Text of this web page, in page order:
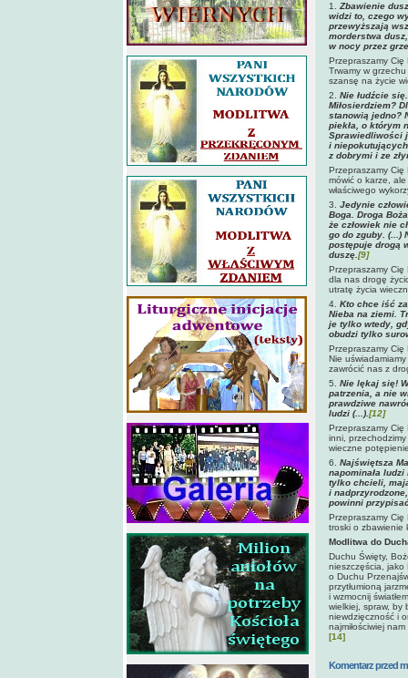
1. Zbawienie dusz
widzi to, czego
przewyższają
morderstwa
w nocy przez
Przepraszamy
Trwamy w
szansę na życie
2.
Nie łudźcie
Miłosierdziem?
stanowią jedno?
piekła, o którym
Sprawiedliwości
i
z dobrymi i ze
Przepraszamy
mówić o karze,
właściwego
3. Jedynie
Boga. Droga
że człowiek nie
go do zguby. (...)
postępuje drogą
duszę. [9]
Przepraszamy
dla nas drogę
utratę życia
4. Kto chce iść
Nieba na ziemi.
je tylko wtedy,
obudzi tylko
Przepraszamy
Nie
zawrócić nas z
5. Nie lękaj się!
patrzenia, a nie
prawdziwe
ludzi (...). [12]
Przepraszamy
inni,
wieczne
6. Najświętsza
napominała
tylko chcieli,
i
powinni
Przepraszamy
troski o zbawienie
Modlitwa do
Duchu Święty,
nieszczęścia, jako
o Duchu
przytłumioną
i wzmocnij
wielkiej, spraw, by
niewdzięczność i
najmiłościwiej
[14]
Komentarz przed